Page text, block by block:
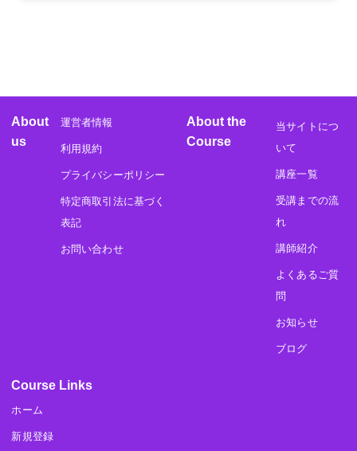
About
us
運営者情報
利用規約
プライバシーポリシー
特定商取引法に基づく
表記
お問い合わせ
About the
Course
当サイトにつ
いて
講座一覧
受講までの流
れ
講師紹介
よくあるご質
問
お知らせ
ブログ
Course Links
ホーム
新規登録